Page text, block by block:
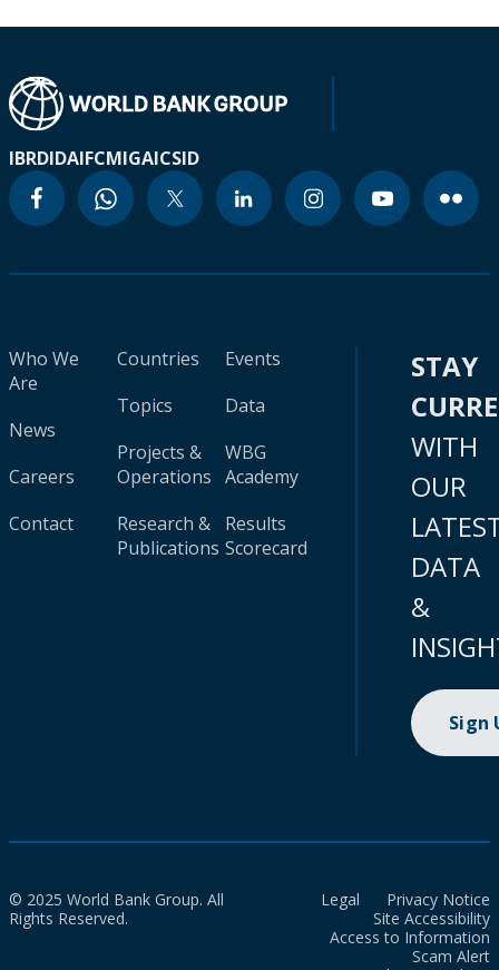
IBRDIDAIFCMIGAICSID
Who We
Are
News
Careers
Contact
Countries
Topics
Projects &
Operations
Research &
Publications
Events
Data
WBG
Academy
Results
Scorecard
STAY
WITH
OUR
DATA
&
Sign
© 2025 World Bank Group. All
Rights Reserved.
Legal
Privacy Notice
Site Accessibility
Access to Information
Scam Alert